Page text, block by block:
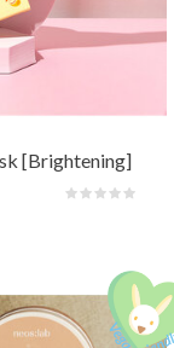
en voedende vita-
en opfleuren.
[Brightening]